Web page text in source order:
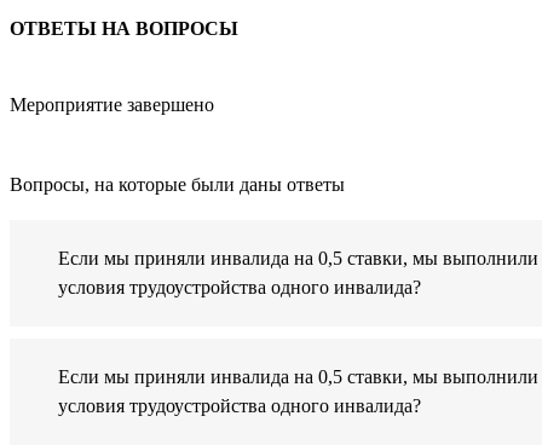
ОТВЕТЫ НА ВОПРОСЫ
Мероприятие завершено
Вопросы, на которые были даны ответы
Если мы приняли инвалида на 0,5 ставки, мы выполнили
условия трудоустройства одного инвалида?
Если мы приняли инвалида на 0,5 ставки, мы выполнили
условия трудоустройства одного инвалида?